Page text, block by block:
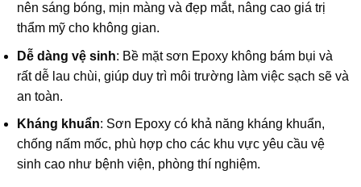
nên sáng bóng, mịn màng và đẹp mắt, nâng cao giá trị
thẩm mỹ cho không gian.
Dễ dàng vệ sinh: Bề mặt sơn Epoxy không bám bụi và
rất dễ lau chùi, giúp duy trì môi trường làm việc sạch sẽ và
an toàn.
Kháng khuẩn: Sơn Epoxy có khả năng kháng khuẩn,
chống nấm mốc, phù hợp cho các khu vực yêu cầu vệ
sinh cao như bệnh viện, phòng thí nghiệm.